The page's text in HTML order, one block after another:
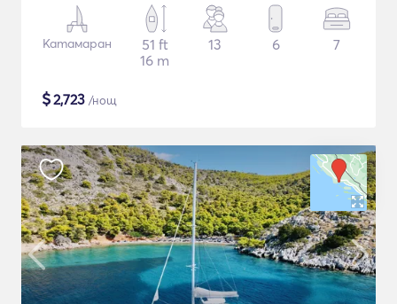
Катамаран
51 ft
16 m
13 6 7
$2,723 /нощ